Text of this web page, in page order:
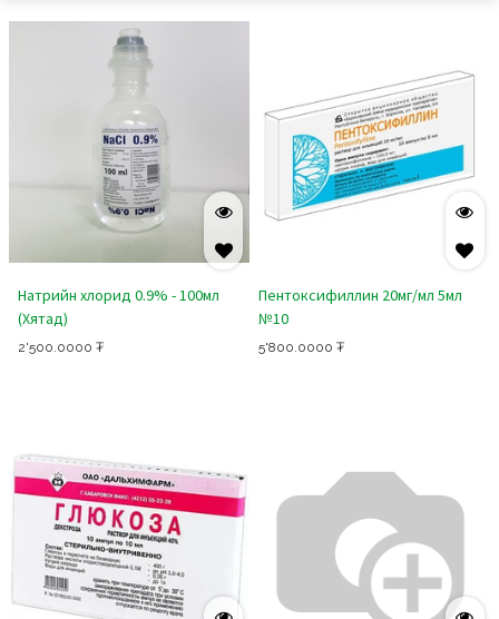
Натрийн хлорид 0.9% - 100мл
(Хятад)
2'500.0000 ₮
Пентоксифиллин 20мг/мл 5мл
№10
5'800.0000 ₮